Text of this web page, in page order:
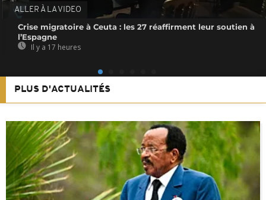
ALLER À LA VIDEO
Crise migratoire à Ceuta : les 27 réaffirment leur soutien à
l’Espagne
Il y a 17 heures
PLUS D'ACTUALITÉS